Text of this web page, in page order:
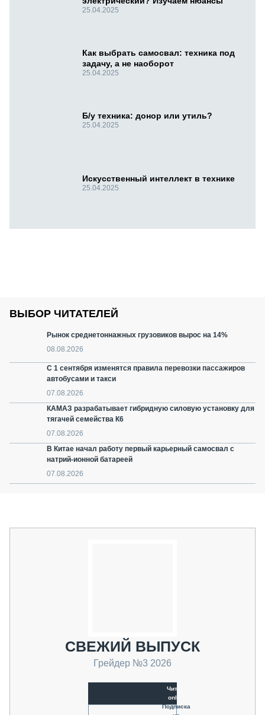
25.04.2025
Как выбрать самосвал: техника под
задачу, а не наоборот
25.04.2025
Б/у техника: донор или утиль?
25.04.2025
Искусственный интеллект в технике
25.04.2025
ВЫБОР ЧИТАТЕЛЕЙ
Рынок среднетоннажных грузовиков вырос на 14%
08.08.2026
С 1 сентября изменятся правила перевозки пассажиров
автобусами и такси
07.08.2026
КАМАЗ разрабатывает гибридную силовую установку для
тягачей семейства К6
07.08.2026
В Китае начал работу первый карьерный самосвал с
натрий-ионной батареей
07.08.2026
СВЕЖИЙ ВЫПУСК
Грейдер №3 2026
Читать
online
Подписка